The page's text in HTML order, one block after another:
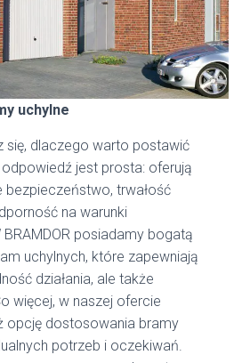
uchylne
się, dlaczego warto postawić
jest prosta: oferują
trwałość
na warunki
posiadamy bogatą
uchylnych, które zapewniają
działania, ale także
więcej, w naszej ofercie
opcję dostosowania bramy
potrzeb i oczekiwań.